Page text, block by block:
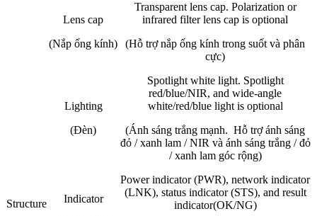
Structure
Lens cap
(Nắp ống kính)
Transparent lens cap. Polarization or
infrared filter lens cap is optional
(Hỗ trợ nắp ống kính trong suốt và phân
cực)
Lighting
(Đèn)
Spotlight white light. Spotlight
red/blue/NIR, and wide-angle
white/red/blue light is optional
(Ánh sáng trắng mạnh. Hỗ trợ ánh sáng
đỏ / xanh lam / NIR và ánh sáng trắng / đỏ
/ xanh lam góc rộng)
Indicator
Power indicator (PWR), network indicator
(LNK), status indicator (STS), and result
indicator(OK/NG)